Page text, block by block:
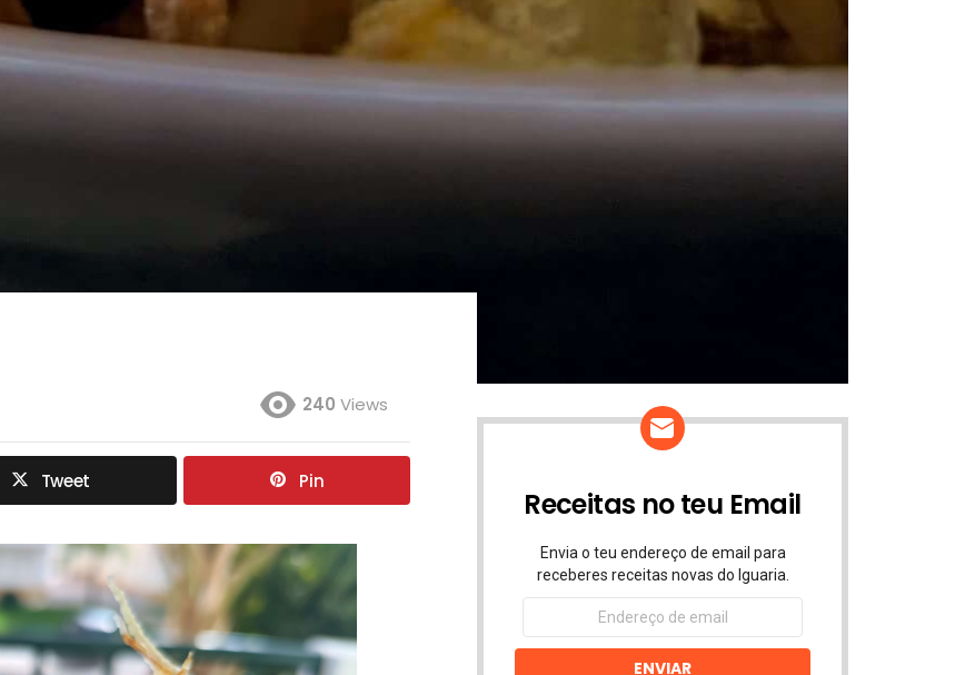
240 Views
Tweet Pin
Receitas no teu Email
Envia o teu endereço de email para
receberes receitas novas do Iguaria.
Endereço
email
ENVIAR